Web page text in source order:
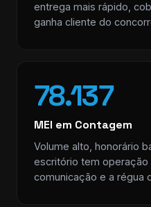
entrega mais rápido,
ganha cliente do
78.137
MEI em Contagem
Volume alto, honorário
escritório tem operação
comunicação e a régua